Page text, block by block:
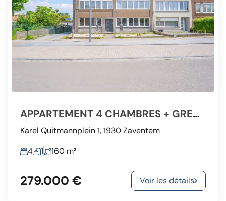
APPARTEMENT 4 CHAMBRES + GRENIER 75M2 + BALCON + 2 CAVES
Karel Quitmannplein 1, 1930 Zaventem
4
1 160 m²
279.000 € Voir les détails